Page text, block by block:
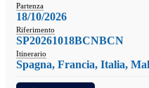
Partenza
18/10/2026
Riferimento
SP20261018BCNBCN
Itinerario
Spagna, Francia, Italia,